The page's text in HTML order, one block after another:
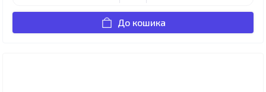
До кошика